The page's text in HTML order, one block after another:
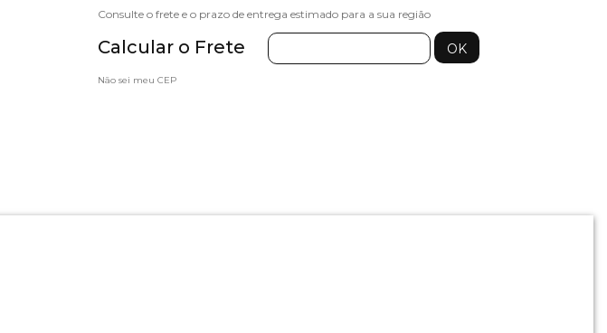
Calcular o Frete
Não sei meu CEP